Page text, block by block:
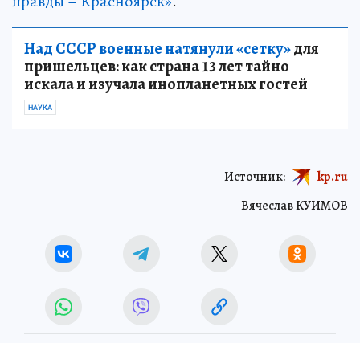
Над СССР военные натянули «сетку»для
пришельцев: как страна 13 лет тайно
искала и изучала инопланетных гостей
НАУКА
Вячеслав КУИМОВ
Источник: kp.ru